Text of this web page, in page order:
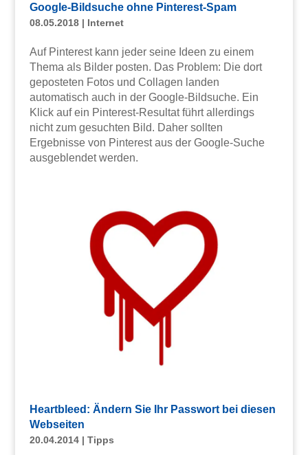
Google-Bildsuche ohne Pinterest-Spam
08.05.2018| Internet
Auf Pinterest kann jeder seine Ideen zu einem
Thema als Bilder posten. Das Problem: Die dort
geposteten Fotos und Collagen landen
automatisch auch in der Google-Bildsuche. Ein
Klick auf ein Pinterest-Resultat führt allerdings
nicht zum gesuchten Bild. Daher sollten
Ergebnisse von Pinterest aus der Google-Suche
ausgeblendet werden.
Heartbleed: Ändern Sie Ihr Passwort bei diesen
Webseiten
20.04.2014| Tipps